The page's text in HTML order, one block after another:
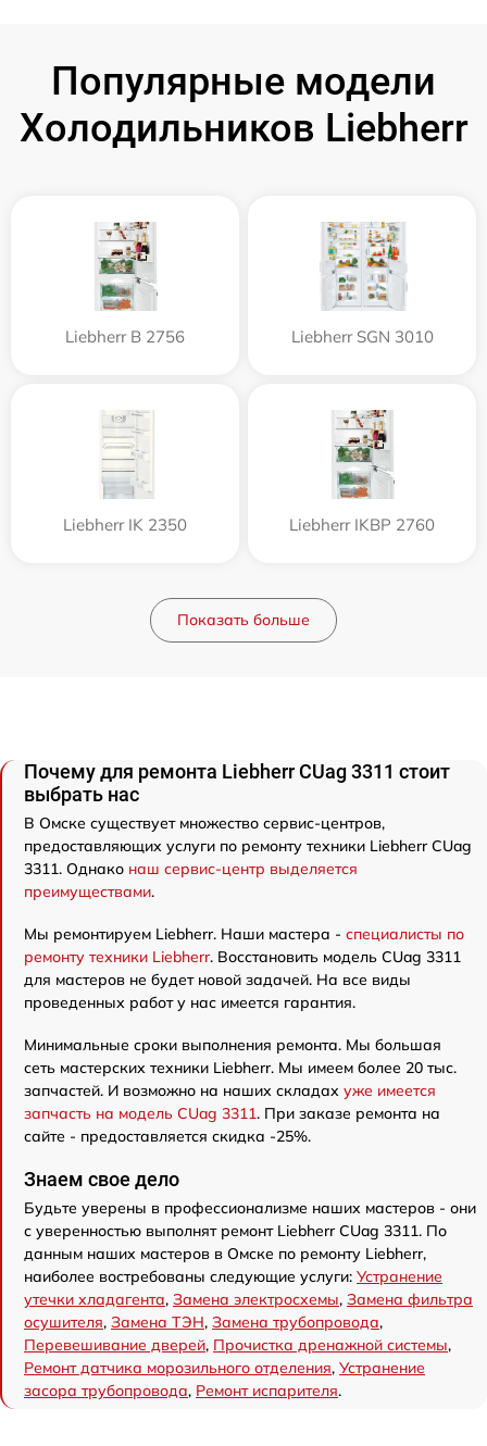
Популярные модели
Холодильников Liebherr
Liebherr B 2756 Liebherr SGN 3010
Liebherr IK 2350 Liebherr IKBP 2760
Показать больше
Почему для ремонта Liebherr CUag 3311 стоит
выбрать нас
В Омске существует множество сервис-центров,
предоставляющих услуги по ремонту техники Liebherr CUag
3311. Однако наш сервис-центр выделяется
преимуществами.
Мы ремонтируем Liebherr. Наши мастера - специалисты по
ремонту техники Liebherr. Восстановить модель CUag 3311
для мастеров не будет новой задачей. На все виды
проведенных работ у нас имеется гарантия.
Минимальные сроки выполнения ремонта. Мы большая
сеть мастерских техники Liebherr. Мы имеем более 20 тыс.
запчастей. И возможно на наших складах уже имеется
запчасть на модель CUag 3311. При заказе ремонта на
сайте - предоставляется скидка -25%.
Знаем свое дело
Будьте уверены в профессионализме наших мастеров - они
с уверенностью выполнят ремонт Liebherr CUag 3311. По
данным наших мастеров в Омске по ремонту Liebherr,
наиболее востребованы следующие услуги: Устранение
утечки хладагента, Замена электросхемы, Замена фильтра
осушителя, Замена ТЭН, Замена трубопровода,
Перевешивание дверей, Прочистка дренажной системы,
Ремонт датчика морозильного отделения, Устранение
засора трубопровода, Ремонт испарителя.